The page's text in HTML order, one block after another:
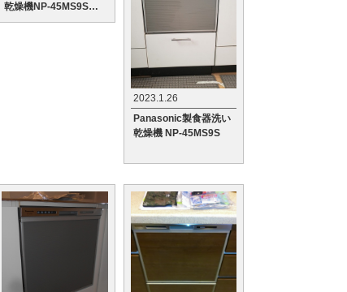
乾燥機NP-45MS9Sへ
の交換工事
2023.1.26
Panasonic製食器洗い
乾燥機 NP-45MS9S